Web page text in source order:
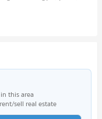
this area
sell real estate